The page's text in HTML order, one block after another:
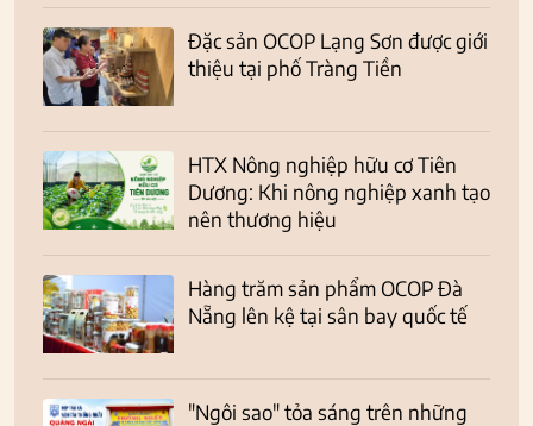
Đặc sản OCOP Lạng Sơn được giới
thiệu tại phố Tràng Tiền
HTX Nông nghiệp hữu cơ Tiên
Dương: Khi nông nghiệp xanh tạo
nên thương hiệu
Hàng trăm sản phẩm OCOP Đà
Nẵng lên kệ tại sân bay quốc tế
"Ngôi sao" tỏa sáng trên những